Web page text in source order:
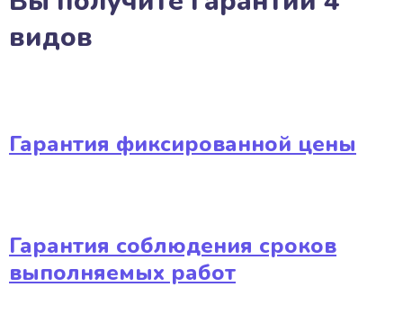
видов
Гарантия фиксированной цены
Гарантия соблюдения сроков
выполняемых работ